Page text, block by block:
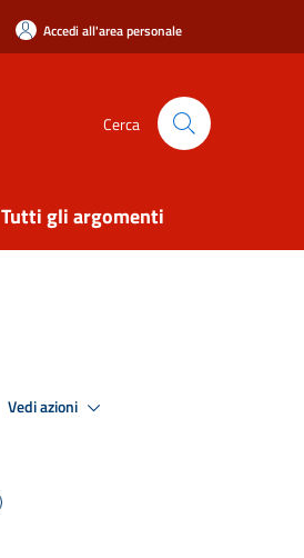
Accedi all'area personale
Cerca
Tutti gli argomenti
Vedi azioni